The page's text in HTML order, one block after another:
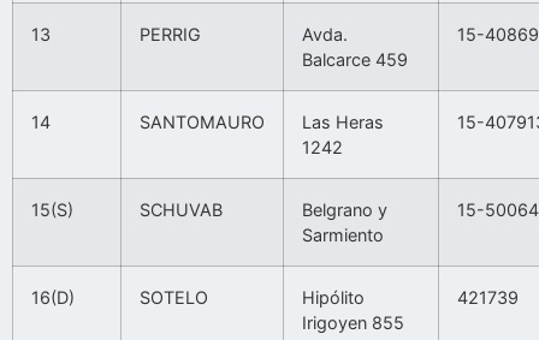
13 PERRIG
Avda.
Balcarce 459
15-
14 SANTOMAURO
Las Heras
1242
15-
15(S) SCHUVAB
Belgrano y
Sarmiento
15-
16(D) SOTELO
Hipólito
Irigoyen 855
421739